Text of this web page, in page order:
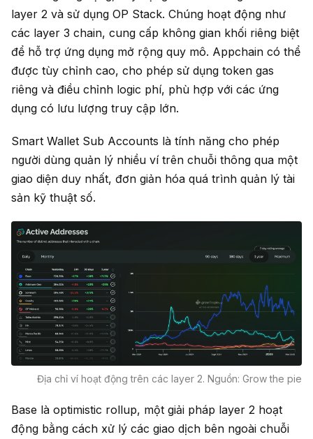
layer 2 và sử dụng OP Stack. Chúng hoạt động như
các layer 3 chain, cung cấp không gian khối riêng biệt
để hỗ trợ ứng dụng mở rộng quy mô. Appchain có thể
được tùy chỉnh cao, cho phép sử dụng token gas
riêng và điều chỉnh logic phí, phù hợp với các ứng
dụng có lưu lượng truy cập lớn.
Smart Wallet Sub Accounts là tính năng cho phép
người dùng quản lý nhiều ví trên chuỗi thông qua một
giao diện duy nhất, đơn giản hóa quá trình quản lý tài
sản kỹ thuật số.
Địa chỉ ví hoạt động trên các layer 2. Nguồn: Grow the pie
Base là optimistic rollup, một giải pháp layer 2 hoạt
động bằng cách xử lý các giao dịch bên ngoài chuỗi